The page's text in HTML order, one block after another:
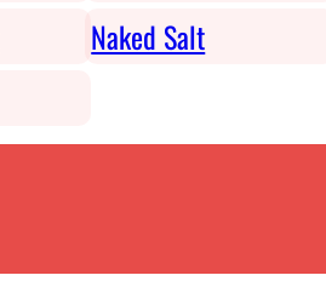
Naked Salt